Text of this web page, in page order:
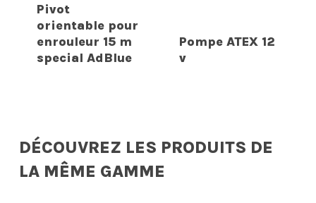
Pivot
orientable pour
enrouleur 15 m
special AdBlue
Pompe ATEX 12
v
DÉCOUVREZ LES PRODUITS DE
LA MÊME GAMME